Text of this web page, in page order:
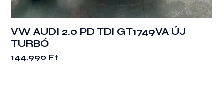
VW AUDI 2.0 PD TDI GT1749VA ÚJ
TURBÓ
144.990 Ft